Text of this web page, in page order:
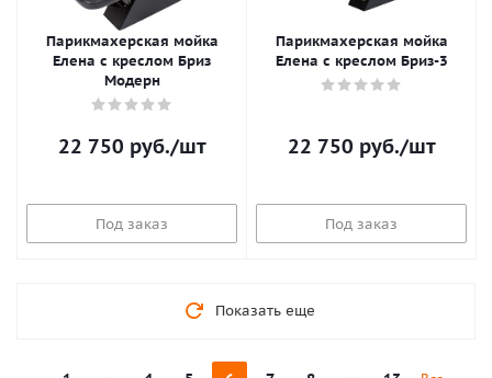
Парикмахерская мойка
Елена с креслом Бриз
Модерн
22 750 руб./шт
Под заказ
Парикмахерская мойка
Елена с креслом Бриз-3
22 750 руб./шт
Под заказ
Показать еще